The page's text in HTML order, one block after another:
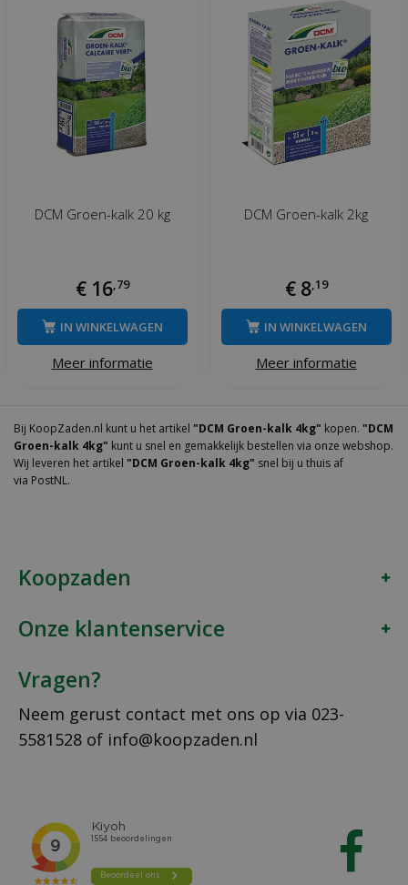
DCM Groen-kalk 20 kg
€ 16,79
Meer informatie
IN WINKELWAGEN
DCM Groen-kalk 2kg
€ 8,19
Meer informatie
IN WINKELWAGEN
Bij KoopZaden.nl kunt u het artikel "DCM Groen-kalk 4kg" kopen. "DCM
Groen-kalk 4kg" kunt u snel en gemakkelijk bestellen via onze webshop.
Wij leveren het artikel "DCM Groen-kalk 4kg" snel bij u thuis af
via PostNL.
Koopzaden
Onze klantenservice
Vragen?
Neem gerust contact met ons op via 023-
5581528 of info@koopzaden.nl